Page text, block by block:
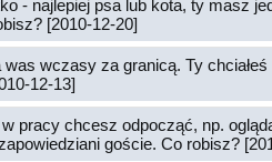
- najlepiej psa lub kota, ty masz
[2010-12-20]
wczasy za granicą. Ty
12-13]
pracy chcesz odpocząć, np.
goście. Co robisz?